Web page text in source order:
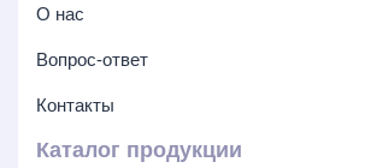
О нас
Вопрос-ответ
Контакты
Каталог продукции